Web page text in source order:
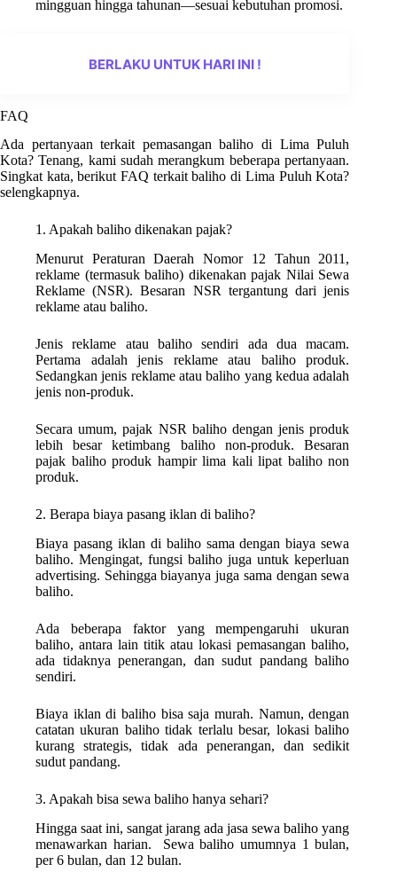
mingguan hingga tahunan—sesuai kebutuhan promosi.
BERLAKU UNTUK HARI INI !
FAQ
Ada pertanyaan terkait pemasangan baliho di Lima Puluh
Kota? Tenang, kami sudah merangkum beberapa pertanyaan.
Singkat kata, berikut FAQ terkait baliho di Lima Puluh Kota?
selengkapnya.
1. Apakah baliho dikenakan pajak?
Menurut Peraturan Daerah Nomor 12 Tahun 2011,
reklame (termasuk baliho) dikenakan pajak Nilai Sewa
Reklame (NSR). Besaran NSR tergantung dari jenis
reklame atau baliho.
Jenis reklame atau baliho sendiri ada dua macam.
Pertama adalah jenis reklame atau baliho produk.
Sedangkan jenis reklame atau baliho yang kedua adalah
jenis non-produk.
Secara umum, pajak NSR baliho dengan jenis produk
lebih besar ketimbang baliho non-produk. Besaran
pajak baliho produk hampir lima kali lipat baliho non
produk.
2. Berapa biaya pasang iklan di baliho?
Biaya pasang iklan di baliho sama dengan biaya sewa
baliho. Mengingat, fungsi baliho juga untuk keperluan
advertising. Sehingga biayanya juga sama dengan sewa
baliho.
Ada beberapa faktor yang mempengaruhi ukuran
baliho, antara lain titik atau lokasi pemasangan baliho,
ada tidaknya penerangan, dan sudut pandang baliho
sendiri.
Biaya iklan di baliho bisa saja murah. Namun, dengan
catatan ukuran baliho tidak terlalu besar, lokasi baliho
kurang strategis, tidak ada penerangan, dan sedikit
sudut pandang.
3. Apakah bisa sewa baliho hanya sehari?
Hingga saat ini, sangat jarang ada jasa sewa baliho yang
menawarkan harian. Sewa baliho umumnya 1 bulan,
per 6 bulan, dan 12 bulan.